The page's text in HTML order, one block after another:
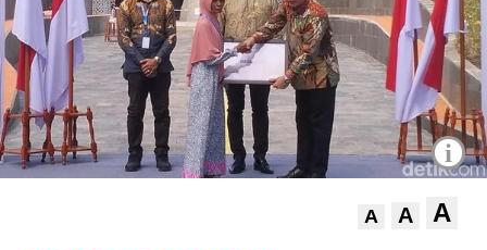
i
A A A